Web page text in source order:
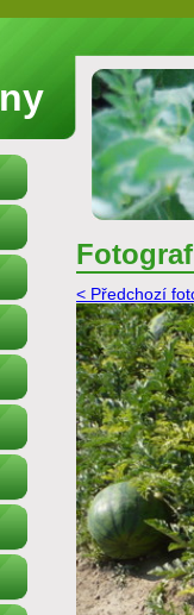
< Předchozí